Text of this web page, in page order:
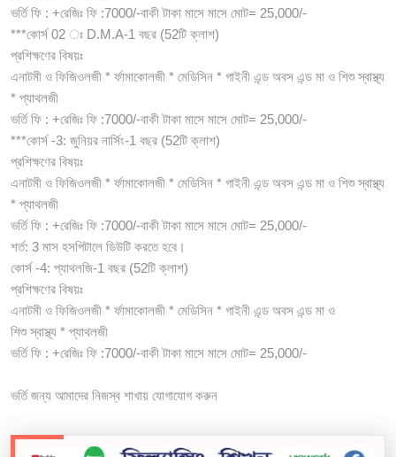
ভর্তি ফি : +রেজিঃ ফি :7000/-বাকী টাকা মাসে মাসে মোট= 25,000/-
***কোর্স 02 ঃ D.M.A-1 বছর (52টি ক্লাশ)
প্রশিক্ষণের বিষয়ঃ
এনাটমী ও ফিজিওলজী * র্ফামাকোলজী * মেডিসিন * গাইনী এন্ড অবস এন্ড মা ও শিশু স্বাস্থ্য
* প্যাথলজী
ভর্তি ফি : +রেজিঃ ফি :7000/-বাকী টাকা মাসে মাসে মোট= 25,000/-
***কোর্স -3: জুনিয়র নার্সিং-1 বছর (52টি ক্লাশ)
প্রশিক্ষণের বিষয়ঃ
এনাটমী ও ফিজিওলজী * র্ফামাকোলজী * মেডিসিন * গাইনী এন্ড অবস এন্ড মা ও শিশু স্বাস্থ্য
* প্যাথলজী
ভর্তি ফি : +রেজিঃ ফি :7000/-বাকী টাকা মাসে মাসে মোট= 25,000/-
শর্ত: 3 মাস হসপিটালে ডিউটি করতে হবে।
কোর্স -4: প্যাথলজি-1 বছর (52টি ক্লাশ)
প্রশিক্ষণের বিষয়ঃ
এনাটমী ও ফিজিওলজী * র্ফামাকোলজী * মেডিসিন * গাইনী এন্ড অবস এন্ড মা ও
শিশু স্বাস্থ্য * প্যাথলজী
ভর্তি ফি : +রেজিঃ ফি :7000/-বাকী টাকা মাসে মাসে মোট= 25,000/-
ভর্তি জন্য আমাদের নিজস্ব শাখায় যোগাযোগ করুন